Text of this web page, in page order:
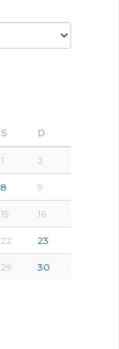
S D
1 2
8 9
15 16
22 23
29 30